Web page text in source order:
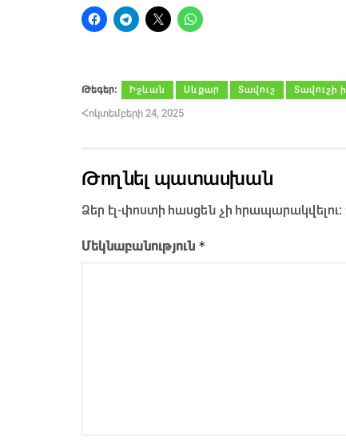
Թեգեր։ Իջևան Սևքար Տավուշ Տավուշի
Հոկտեմբերի 24, 2025
Թողնել պատասխան
Ձեր էլ-փոստի հասցեն չի հրապարակվելու։
Մեկնաբանություն *